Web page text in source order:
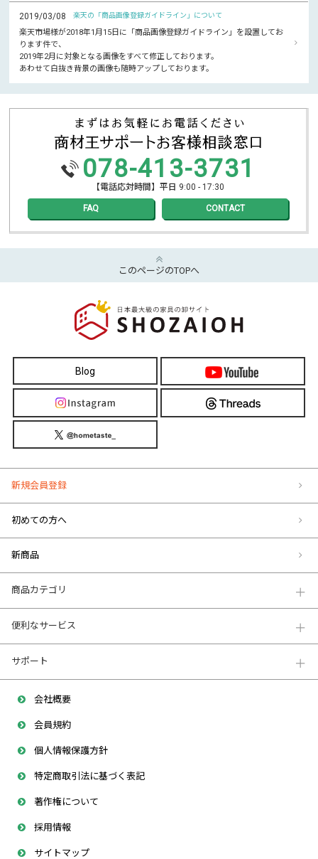
2019/03/08 楽天の「商品画像登録ガイドライン」について
楽天市場様が2018年1月15日に「商品画像登録ガイドライン」を設置してお
ります件で、
2019年2月に対象となる画像をすべて修正しております。
あわせて白抜き背景の画像も随時アップしております。
078-413-3731
【電話応対時間】平日 9:00 - 17:30
FAQ CONTACT
このページのTOPへ
Blog
新規会員登録
初めての方へ
新商品
商品カテゴリ
便利なサービス
サポート
会社概要
会員規約
個人情報保護方針
特定商取引法に基づく表記
著作権について
採用情報
サイトマップ